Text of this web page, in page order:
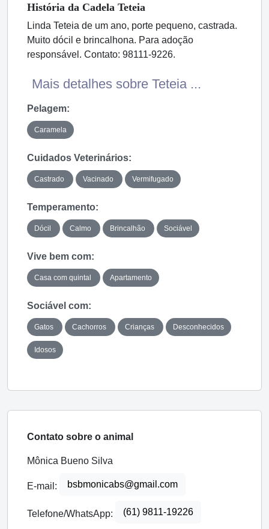
História da Cadela Teteia
Linda Teteia de um ano, porte pequeno, castrada.
Muito dócil e brincalhona. Para adoção
responsável. Contato: 98111-9226.
Mais detalhes sobre Teteia ...
Pelagem:
Caramela
Cuidados Veterinários:
Castrado Vacinado Vermifugado
Temperamento:
Dócil Calmo Brincalhão Sociável
Vive bem com:
Casa com quintal Apartamento
Sociável com:
Gatos Cachorros Crianças Desconhecidos
Idosos
Contato sobre o animal
Mônica Bueno Silva
E-mail: bsbmonicabs@gmail.com
Telefone/WhatsApp: (61) 9811-19226